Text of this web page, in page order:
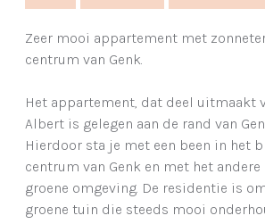
Zeer mooi appartement met
centrum van Genk.
Het appartement, dat deel uitmaakt
Albert is gelegen aan de rand van
Hierdoor sta je met een been in het
centrum van Genk en met het
groene omgeving. De residentie is
groene tuin die steeds mooi